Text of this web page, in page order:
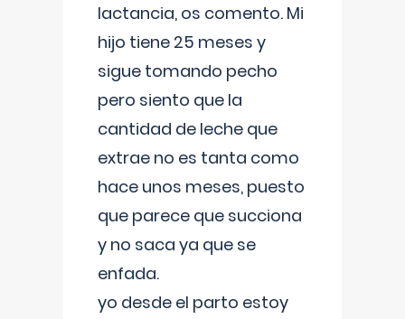
lactancia, os comento. Mi
hijo tiene 25 meses y
sigue tomando pecho
pero siento que la
cantidad de leche que
extrae no es tanta como
hace unos meses, puesto
que parece que succiona
y no saca ya que se
enfada.
yo desde el parto estoy